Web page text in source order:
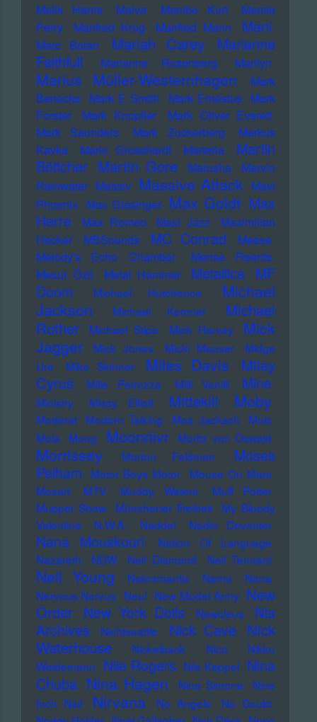
Malik Harris Malva Mambo Kurt
Mamie
Perry
Manfred Krug Manfred Mann Mani
Marc Bolan Mariah Carey
Marianne
Faithfull
Marianne Rosenberg Marilyn
Marius Müller-Westernhagen
Mark
Benecke Mark E Smith Mark Ernestus Mark
Forster
Mark Knopfler
Mark Oliver Everett
Mark Saunders
Mark Zuckerberg
Markus
Kavka
Marlo Grosshardt Marteria
Martin
Böttcher Martin Gore Marusha
Marvin
Rainwater Massiv Massive Attack Mavi
Phoenix Max Giesinger Max Goldt Max
Herre
Max Romeo Maxi Jazz
Maximilian
Hecker
MBSounds MC Conrad
Meese
Melody's Echo Chamber
Mense Reents
Mesut Özil
Metal Hammer Metallica MF
Doom
Michael Hutchence
Michael
Jackson
Michael Kemner
Michael
Rother
Michael Stipe Mick Harvey
Mick
Jagger
Mick Jones Micki Meuser
Midge
Ure
Mike Skinner Miles Davis
Miley
Cyrus
Mille Petrozza Milli Vanilli Mine
Ministry Missy Elliott Mittekill Moby
Moderat Modern Talking Moe Jacksch
Mois
Mola
Moog Moonriivr Moritz von Oswald
Morrissey Morton Feldman
Moses
Pelham
Motor Boys Motor
Mouse On Mars
Mozart
MTV Muddy Waters
Muff Potter
Muppet Show
Münchener Freiheit
My Bloody
Valentine
N.W.A. Naddel Nadin Deventer
Nana Mouskouri
Nation Of Language
Nazareth
NDW Neil Diamond Neil Tennant
Neil Young Nekromantix Nemo
Nena
Nervous Norvus Neu! New Model Army New
Order New York Dolls Newcleus
Nia
Archives
Nichtseattle Nick Cave
Nick
Waterhouse
Nickelback Nico
Nikko
Weidemann Nile Rogers Nils Keppel Nina
Chuba Nina Hagen Nina Simone
Nine
Inch Nail
Nirvana No Angels
No Doubt